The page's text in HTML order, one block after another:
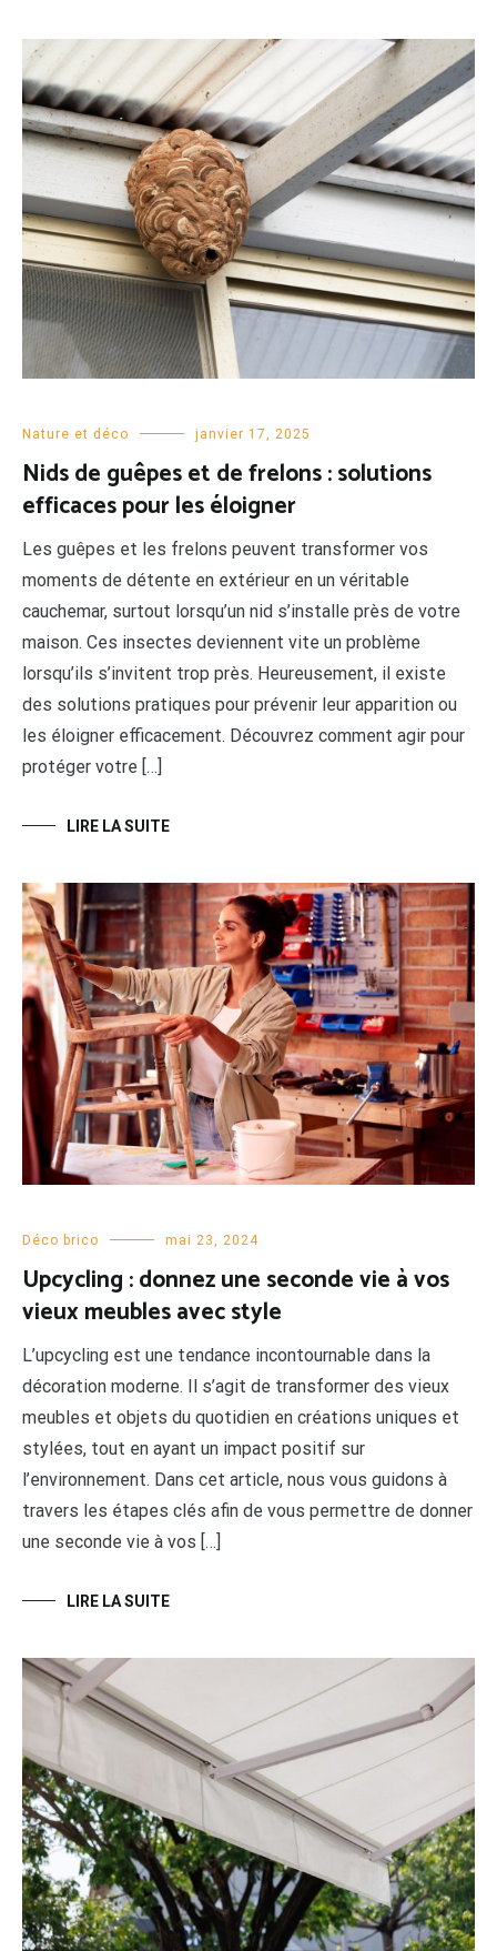
Nature et déco janvier 17, 2025
Nids de guêpes et de frelons : solutions
efficaces pour les éloigner
Les guêpes et les frelons peuvent transformer vos
moments de détente en extérieur en un véritable
cauchemar, surtout lorsqu’un nid s’installe près de votre
maison. Ces insectes deviennent vite un problème
lorsqu’ils s’invitent trop près. Heureusement, il existe
des solutions pratiques pour prévenir leur apparition ou
les éloigner efficacement. Découvrez comment agir pour
protéger votre […]
LIRE LA SUITE
Déco brico mai 23, 2024
Upcycling : donnez une seconde vie à vos
vieux meubles avec style
L’upcycling est une tendance incontournable dans la
décoration moderne. Il s’agit de transformer des vieux
meubles et objets du quotidien en créations uniques et
stylées, tout en ayant un impact positif sur
l’environnement. Dans cet article, nous vous guidons à
travers les étapes clés afin de vous permettre de donner
une seconde vie à vos […]
LIRE LA SUITE